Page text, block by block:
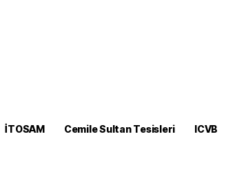
İTOSAM Cemile Sultan Tesisleri
ICVB